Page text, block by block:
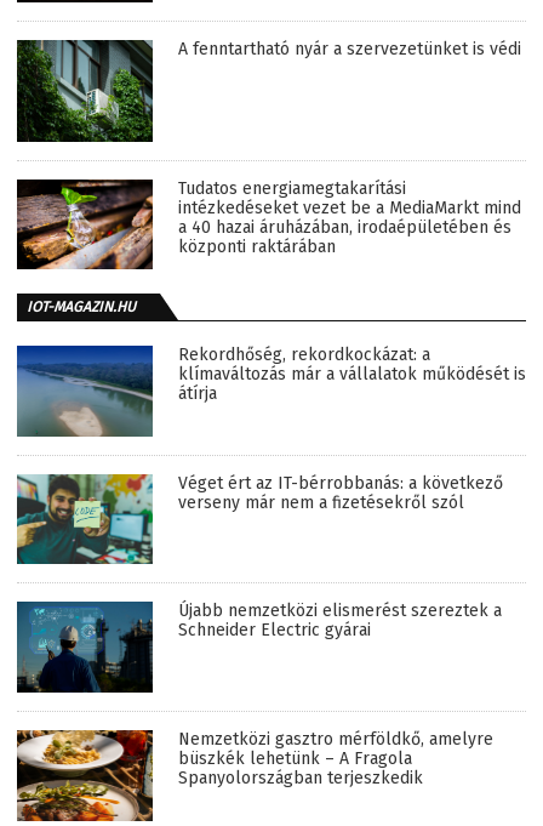
A fenntartható nyár a szervezetünket is védi
Tudatos energiamegtakarítási
intézkedéseket vezet be a MediaMarkt mind
a 40 hazai áruházában, irodaépületében és
központi raktárában
IOT-MAGAZIN.HU
Rekordhőség, rekordkockázat: a
klímaváltozás már a vállalatok működését is
átírja
Véget ért az IT-bérrobbanás: a következő
verseny már nem a fizetésekről szól
Újabb nemzetközi elismerést szereztek a
Schneider Electric gyárai
Nemzetközi gasztro mérföldkő, amelyre
büszkék lehetünk – A Fragola
Spanyolországban terjeszkedik